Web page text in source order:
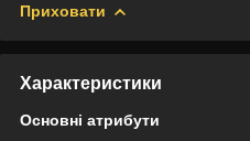
Приховати
Характеристики
Основні атрибути